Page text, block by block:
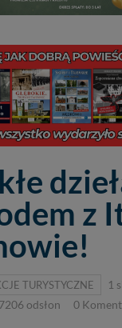
z
TURYSTYCZNE
1
7206 odsłon 0